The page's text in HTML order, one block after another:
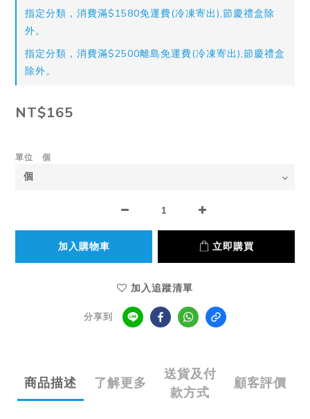
指定分類，消費滿$1580免運費(冷凍寄出),節慶禮盒除
外。
指定分類，消費滿$2500離島免運費(冷凍寄出),節慶禮盒
除外。
NT$165
單位 個
加入購物車 立即購買
加入追蹤清單
分享到
商品描述 了解更多
送貨及付
款方式
顧客評價